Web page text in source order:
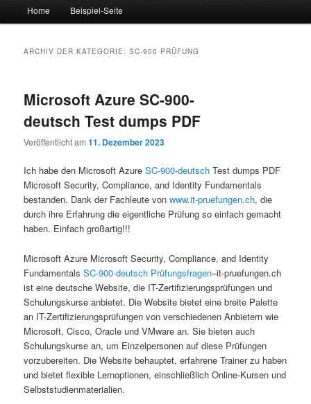
Zum Inhalt wechseln
Zum sekundären Inhalt wechseln
Home Beispiel-Seite
ARCHIV DER KATEGORIE:SC-900 PRÜFUNG
Microsoft Azure SC-900-
deutsch Test dumps PDF
Veröffentlicht am11. Dezember 2023
Ich habe den Microsoft AzureSC-900-deutsch Test dumps PDF
Microsoft Security, Compliance, and Identity Fundamentals
bestanden. Dank der Fachleute vonwww.it-pruefungen.ch, die
durch ihre Erfahrung die eigentliche Prüfung so einfach gemacht
haben. Einfach großartig!!!
Microsoft Azure Microsoft Security, Compliance, and Identity
FundamentalsSC-900-deutsch Prüfungsfragen–it-pruefungen.ch
ist eine deutsche Website, die IT-Zertifizierungsprüfungen und
Schulungskurse anbietet. Die Website bietet eine breite Palette
an IT-Zertifizierungsprüfungen von verschiedenen Anbietern wie
Microsoft, Cisco, Oracle und VMware an. Sie bieten auch
Schulungskurse an, um Einzelpersonen auf diese Prüfungen
vorzubereiten. Die Website behauptet, erfahrene Trainer zu haben
und bietet flexible Lernoptionen, einschließlich Online-Kursen und
Selbststudienmaterialien.